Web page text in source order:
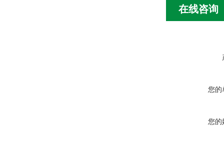
在线咨询
您的
您的